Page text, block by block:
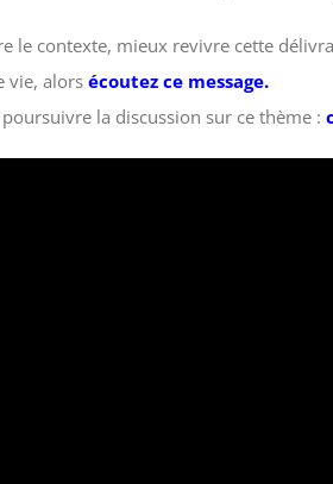
le contexte, mieux revivre cette
vie, alors écoutez ce message.
la discussion sur ce thème :